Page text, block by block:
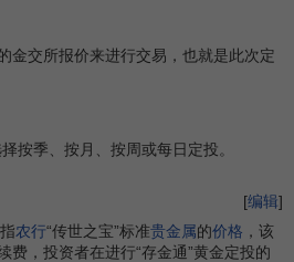
金交所报价来进行交易，也就是此次定
按季、按月、按周或每日定投。
[编辑]
农行“传世之宝”标准贵金属的价格 ，该
费，投资者在进行“存金通”黄金定投的